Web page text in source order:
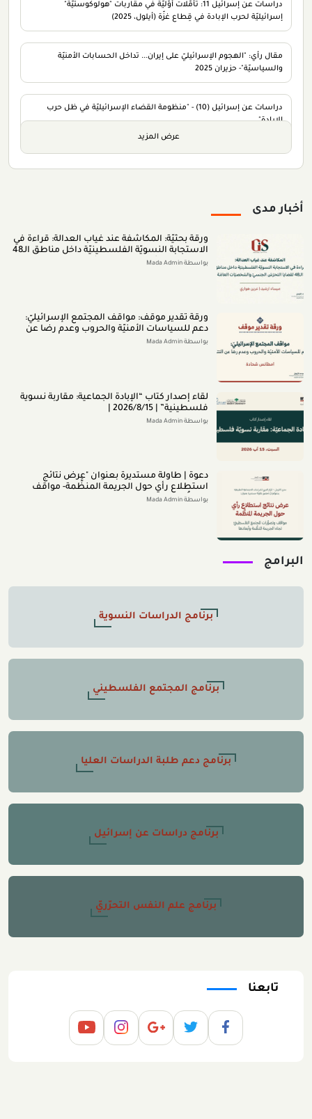
دراسات عن إسرائيل 11: تأمُّلات أوّليّة في مقاربات "هولوكوستيّة"
إسرائيليّة لحرب الإبادة في قِطاع غزّة (أيلول، 2025)
مقال رأي: "الهجوم الإسرائيليّ على إيران... تداخل الحسابات الأمنيّة
والسياسيّة"- حزيران 2025
دراسات عن إسرائيل (10) - "منظومة القضاء الإسرائيليّة في ظل حرب
الإبادة".
عرض المزيد
أخبار مدى
ورقة بحثيّة: المكاشفة عند غياب العدالة: قراءة في
الاستجابة النسويّة الفلسطينيّة داخل مناطق الـ48
لقضايا التحرّش الجنسيّ والشخصيّات العامّة (اب
بواسطة Mada Admin
ورقة تقدير موقف: مواقف المجتمع الإسرائيليّ:
دعم للسياسات الأمنيّة والحروب وعدم رضا عن
النتائج (تمّوز 2026)
بواسطة Mada Admin
لقاء إصدار كتاب “اﻹﺑﺎدةّ اﻟﺠﻤﺎﻋﻴﺔ: ﻣﻘﺎرﺑﺔ ﻧﺴﻮﻳﺔ
ﻓﻠﺴﻄﻴﻨﻴﺔ” | 2026/8/15 |
بواسطة Mada Admin
دعوة | طاولة مستديرة بعنوان "عرض نتائج
استطلاع رأي حول الجريمة المنظَّمة- مواقف
وتصوُّرات المجتمع الفلسطينيّ تجاه الجريمة
بواسطة Mada Admin
البرامج
برنامج الدراسات النسوية
برنامج المجتمع الفلسطيني
برنامج دعم طلبة الدراسات العليا
برنامج دراسات عن إسرائيل
برنامج علم النفس التحرّريّ
تابعنا